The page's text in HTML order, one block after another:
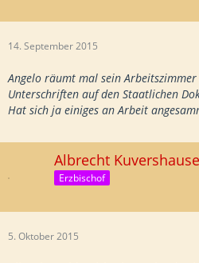
14. September 2015
Angelo räumt mal sein
Unterschriften auf den Staatlichen
Hat sich ja einiges an Arbeit
Albrecht
Erzbischof
5. Oktober 2015